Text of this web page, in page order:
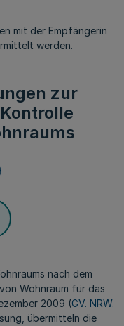
mit der Empfängerin
werden.
zur
nach dem
Wohnraum für das
2009 (GV. NRW.
übermitteln die